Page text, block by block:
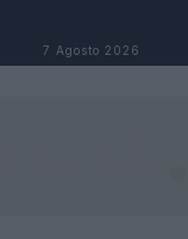
7 Agosto 2026